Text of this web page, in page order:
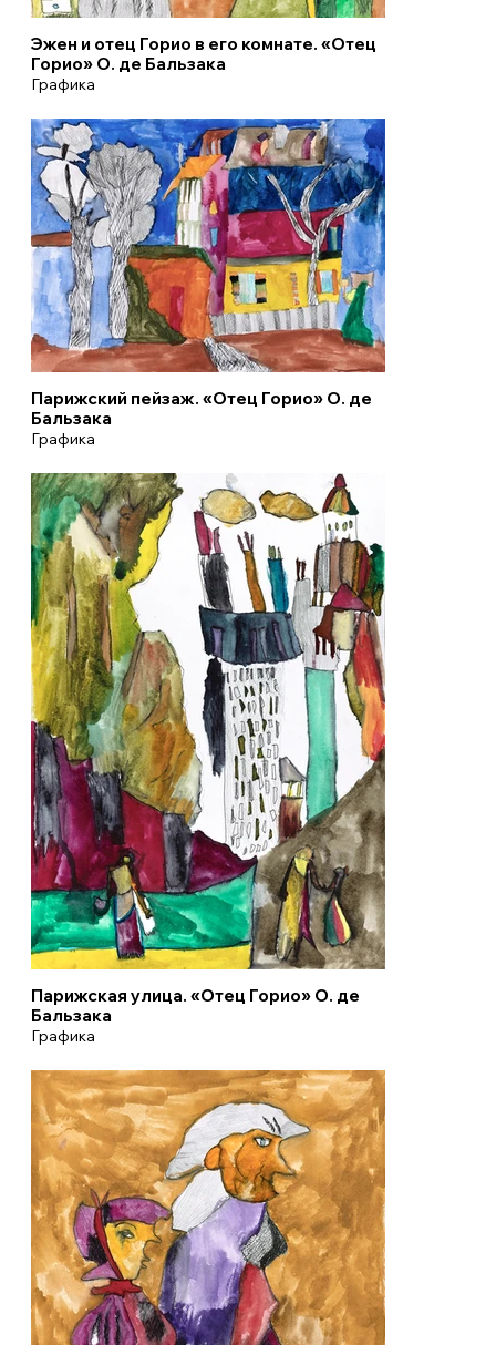
Эжен и отец Горио в его комнате. «Отец
Горио» О. де Бальзака
Графика
Парижский пейзаж. «Отец Горио» О. де
Бальзака
Графика
Парижская улица. «Отец Горио» О. де
Бальзака
Графика